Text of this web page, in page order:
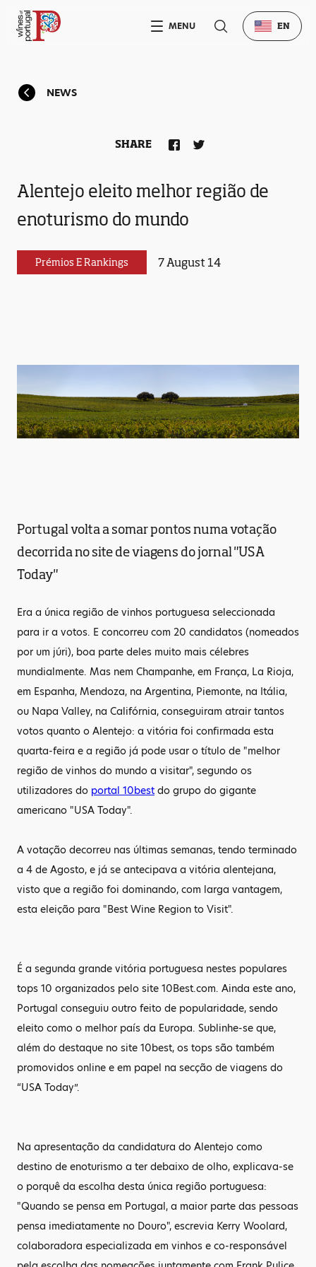
NEWS
Alentejo eleito melhor região de
enoturismo do mundo
Prémios E Rankings 7 August 14
SHARE
Portugal volta a somar pontos numa votação
decorrida no site de viagens do jornal "USA
Today"
Era a única região de vinhos portuguesa seleccionada
para ir a votos. E concorreu com 20 candidatos (nomeados
por um júri), boa parte deles muito mais célebres
mundialmente. Mas nem Champanhe, em França, La Rioja,
em Espanha, Mendoza, na Argentina, Piemonte, na Itália,
ou Napa Valley, na Califórnia, conseguiram atrair tantos
votos quanto o Alentejo: a vitória foi confirmada esta
quarta-feira e a região já pode usar o título de "melhor
região de vinhos do mundo a visitar", segundo os
utilizadores do portal 10best do grupo do gigante
americano "USA Today".
A votação decorreu nas últimas semanas, tendo terminado
a 4 de Agosto, e já se antecipava a vitória alentejana,
visto que a região foi dominando, com larga vantagem,
esta eleição para "Best Wine Region to Visit".
É a segunda grande vitória portuguesa nestes populares
tops 10 organizados pelo site 10Best.com. Ainda este ano,
Portugal conseguiu outro feito de popularidade, sendo
eleito como o melhor país da Europa. Sublinhe-se que,
além do destaque no site 10best, os tops são também
promovidos online e em papel na secção de viagens do
“USA Today”.
Na apresentação da candidatura do Alentejo como
destino de enoturismo a ter debaixo de olho, explicava-se
o porquê da escolha desta única região portuguesa:
"Quando se pensa em Portugal, a maior parte das pessoas
pensa imediatamente no Douro", escrevia Kerry Woolard,
colaboradora especializada em vinhos e co-responsável
MENU EN